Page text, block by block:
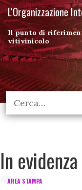
L'Organizzazione
Il punto di
vitivinicolo
In evidenza
AREA STAMPA